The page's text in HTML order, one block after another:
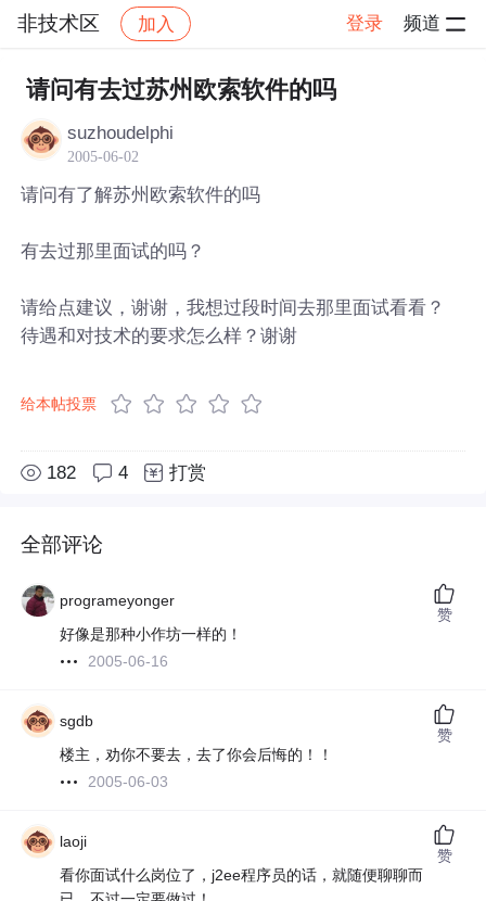
非技术区 加入 登录 频道
社区 非技术区 帖子详情
请问有去过苏州欧索软件的吗
suzhoudelphi
2005-06-02
请问有了解苏州欧索软件的吗
有去过那里面试的吗？
请给点建议，谢谢，我想过段时间去那里面试看看？
待遇和对技术的要求怎么样？谢谢
给本帖投票
182 4 打赏
全部评论
programeyonger
好像是那种小作坊一样的！
2005-06-16
赞
sgdb
楼主，劝你不要去，去了你会后悔的！！
2005-06-03
赞
laoji
看你面试什么岗位了，j2ee程序员的话，就随便聊聊而
赞